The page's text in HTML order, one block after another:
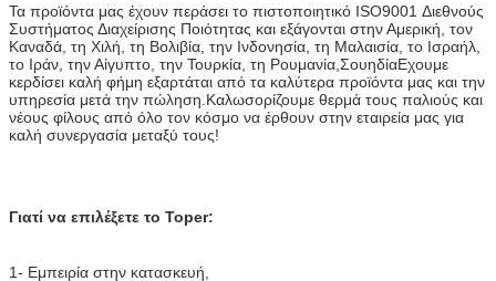
Τα προϊόντα μας έχουν περάσει το πιστοποιητικό ISO9001 Διεθνούς
Συστήματος Διαχείρισης Ποιότητας και εξάγονται στην Αμερική, τον
Καναδά, τη Χιλή, τη Βολιβία, την Ινδονησία, τη Μαλαισία, το Ισραήλ,
το Ιράν, την Αίγυπτο, την Τουρκία, τη Ρουμανία,ΣουηδίαΕχουμε
κερδίσει καλή φήμη εξαρτάται από τα καλύτερα προϊόντα μας και την
υπηρεσία μετά την πώληση.Καλωσορίζουμε θερμά τους παλιούς και
νέους φίλους από όλο τον κόσμο να έρθουν στην εταιρεία μας για
καλή συνεργασία μεταξύ τους!
Γιατί να επιλέξετε το Toper:
1- Εμπειρία στην κατασκευή,